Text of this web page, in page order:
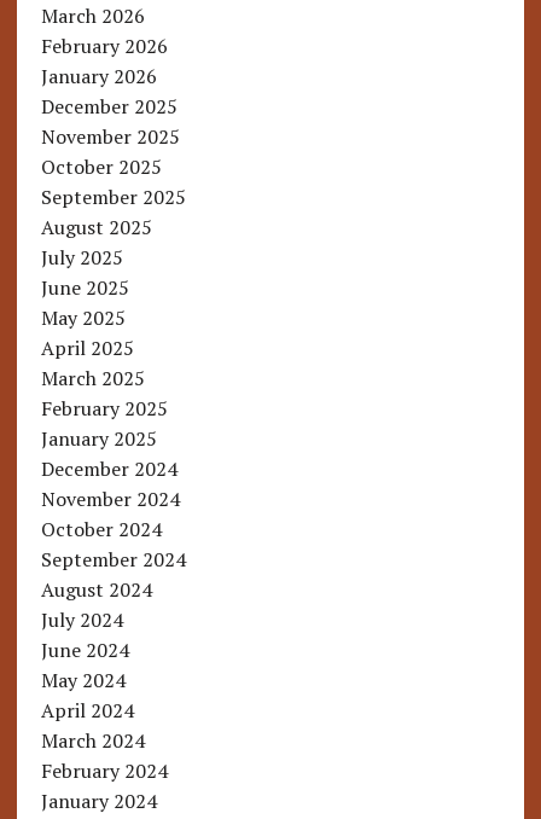
March 2026
February 2026
January 2026
December 2025
November 2025
October 2025
September 2025
August 2025
July 2025
June 2025
May 2025
April 2025
March 2025
February 2025
January 2025
December 2024
November 2024
October 2024
September 2024
August 2024
July 2024
June 2024
May 2024
April 2024
March 2024
February 2024
January 2024